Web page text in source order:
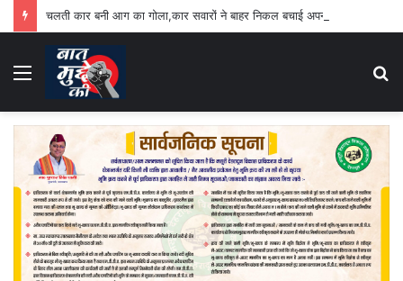
चलती कार बनी आग का गोला,कार सवारों ने बाहर निकल बचाई अपनी जान
Menu